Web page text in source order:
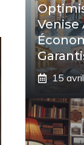
Venise
15